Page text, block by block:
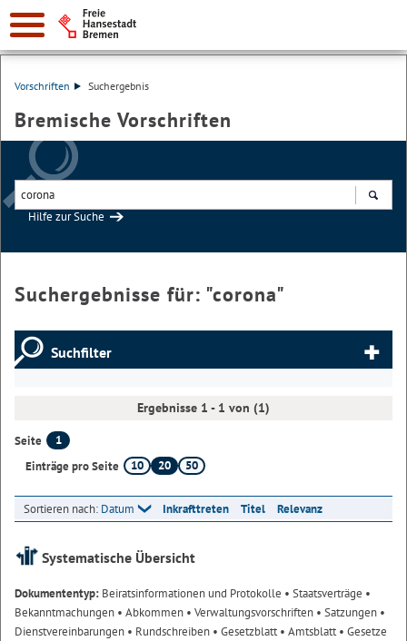
Vorschriften Suchergebnis
Bremische Vorschriften
Hilfe zur Suche
Suchergebnisse für: "corona"
Suchfilter
Ergebnisse 1 - 1 von (1)
Seite
1
Einträge pro Seite
10 20 50
Sortieren nach: Datum Inkrafttreten Titel Relevanz
Systematische Übersicht
Dokumententyp: Beiratsinformationen und Protokolle • Staatsverträge •
Bekanntmachungen • Abkommen • Verwaltungsvorschriften • Satzungen •
Dienstvereinbarungen • Rundschreiben • Gesetzblatt• Amtsblatt• Gesetze